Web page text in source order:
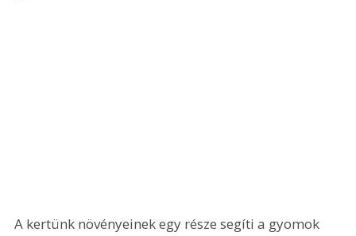
A kertünk növényeinek egy része segíti a gyomok